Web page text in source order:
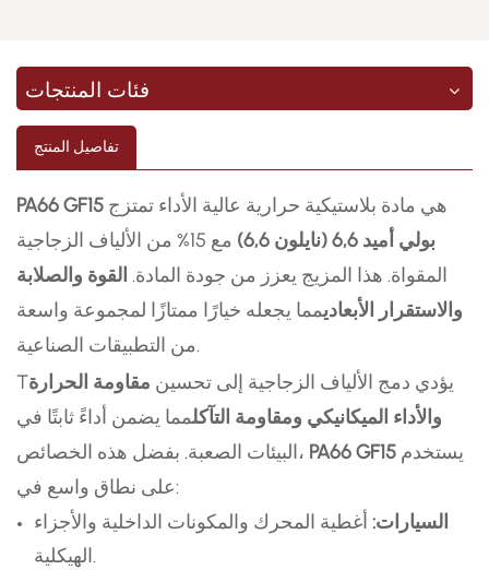
فئات المنتجات
تفاصيل المنتج
PA66 GF15 هي مادة بلاستيكية حرارية عالية الأداء تمتزج
بولي أميد 6,6 (نايلون 6,6)
مع 15% من الألياف الزجاجية
المقواة. هذا المزيج يعزز من جودة المادة. القوة والصلابة
والاستقرار الأبعاديمما يجعله خيارًا ممتازًا لمجموعة واسعة
من التطبيقات الصناعية.
T
يؤدي دمج الألياف الزجاجية إلى تحسين مقاومة الحرارة
والأداء الميكانيكي ومقاومة التآكلمما يضمن أداءً ثابتًا في
البيئات الصعبة. بفضل هذه الخصائص، PA66 GF15
على نطاق واسع في:
السيارات: أغطية المحرك والمكونات الداخلية والأجزاء